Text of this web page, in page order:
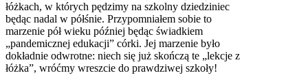
łóżkach, w których pędzimy na szkolny dziedziniec
będąc nadal w półśnie. Przypomniałem sobie to
marzenie pół wieku później będąc świadkiem
„pandemicznej edukacji” córki. Jej marzenie było
dokładnie odwrotne: niech się już skończą te „lekcje z
łóżka”, wróćmy wreszcie do prawdziwej szkoły!